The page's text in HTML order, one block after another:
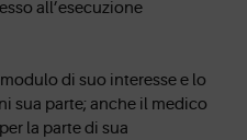
all’esecuzione
di suo interesse e lo
sua parte; anche il medico
la parte di sua